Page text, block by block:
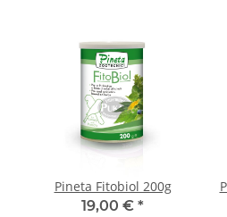
Pineta Fitobiol 200g
19,00 € *